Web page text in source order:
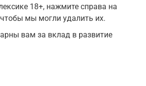
18+, нажмите справа на
мы могли удалить их.
вам за вклад в развитие